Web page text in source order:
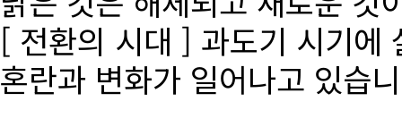
[ 전환의 시대 ] 과도기 시기에
혼란과 변화가 일어나고 있습